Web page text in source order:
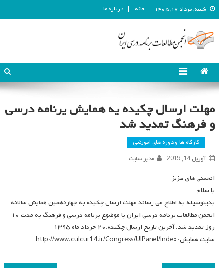
شنبه, مرداد ۱۷, ۱۴۰۵ خانه درباره ما
انجمن مطالعات برنامه درسی ایران
مهلت ارسال چکیده یه همایش یرنامه درسی
و فرهنگ تمدید شد
کارگاه ها و دوره های آموزشی
آوریل 14, 2019 مدیر سایت
انجمنی های عزیز
با سلام
بدینوسیله به اطلاع می رساند مهلت ارسال چکیده به چهاردهمین همایش سالانه
انجمن مطالعات برنامه درسی ایران با موضوع برنامه درسی و فرهنگ به مدت ۱۰
روز تمدید شد. آخرین تاریخ ارسال چکیده:۲۰ خرداد ماه ۱۳۹۵
سایت همایش: http://www.culcur14.ir/Congress/UIPanel/Index